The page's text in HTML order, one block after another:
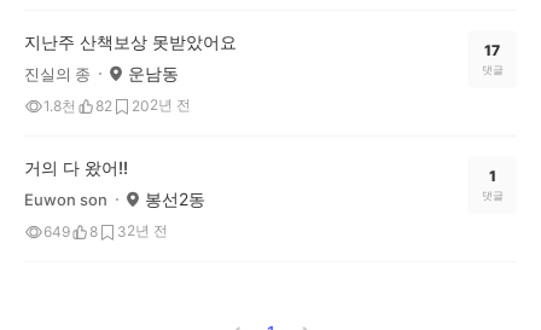
지난주 산책보상 못받았어요
진실의 종 운남동
1.8천 82 202년 전
17
댓글
거의 다 왔어!!
Euwon son 봉선2동
649 8 32년 전
1
댓글